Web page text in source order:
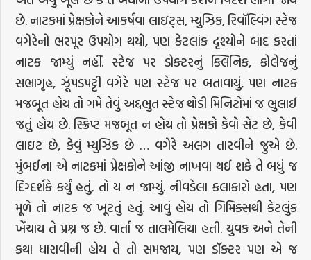
છે. નાટકમાં પ્રેક્ષકોને આકર્ષવા લાઇટ્સ, મ્યુઝિક, રિવૉલ્વિંગ સ્ટેજ
વગેરેનો ભરપૂર ઉપયોગ થયો, પણ કેટલાંક દૃશ્યોને બાદ કરતાં
નાટક જામ્યું નહીં. સ્ટેજ પર ડોક્ટરનું ક્લિનિક, કોલેજનું
સભાગૃહ, ઝૂંપડપટ્ટી વગેરે પણ સ્ટેજ પર બતાવાયું, પણ નાટક
મજબૂત હોય તો ગમે તેવું અદ્દભુત સ્ટેજ થોડી મિનિટોમાં જ ભુલાઈ
જતું હોય છે. સ્ક્રિપ્ટ મજબૂત ન હોય તો પ્રેક્ષકો કેવો સેટ છે, કેવી
લાઇટ છે, કેવું મ્યુઝિક છે … વગેરે અલગ તારવીને જુએ છે.
મુંબઈના એ નાટકમાં પ્રેક્ષકોને આંજી નાખવા થઈ શકે તે બધું જ
દિગ્દર્શકે કર્યું હતું, તો ય ન જામ્યું. નીવડેલા કલાકારો હતા, પણ
મૂળે તો નાટક જ ખૂટતું હતું. આવું હોય તો ગિમિક્સથી કેટલુંક
ખેંચાય તે પ્રશ્ન જ છે. વાર્તા જ તાલમેલિયા હતી. યુવક અને તેની
કથા ધારાવીની હોય તે તો સમજાય, પણ ડૉક્ટર પણ એ જ